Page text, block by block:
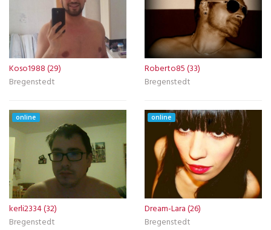
Koso1988 (29)
Bregenstedt
Roberto85 (33)
Bregenstedt
online
kerli2334 (32)
Bregenstedt
online
Dream-Lara (26)
Bregenstedt